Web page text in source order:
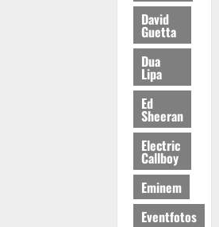
David
Guetta
Dua
Lipa
Ed
Sheeran
Electric
Callboy
Eminem
Eventfotos